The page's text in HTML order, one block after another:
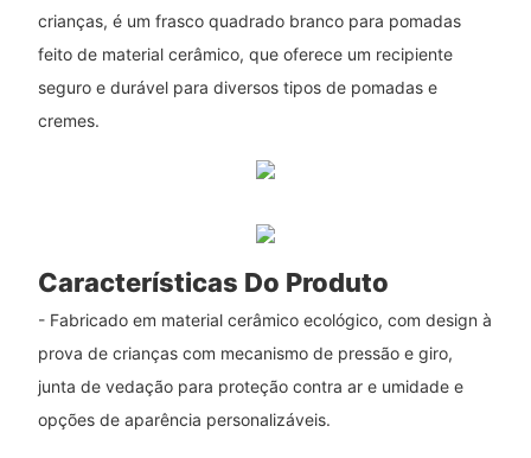
crianças, é um frasco quadrado branco para pomadas
feito de material cerâmico, que oferece um recipiente
seguro e durável para diversos tipos de pomadas e
cremes.
Características Do Produto
- Fabricado em material cerâmico ecológico, com design à
prova de crianças com mecanismo de pressão e giro,
junta de vedação para proteção contra ar e umidade e
opções de aparência personalizáveis.